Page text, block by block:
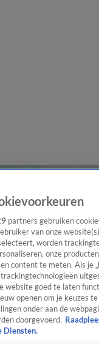
partners gebruiken
van onze
worden
onze
content te meten. Als je
website goed te laten
openen om je keuzes
onder aan de
doorgevoerd.
Diensten.